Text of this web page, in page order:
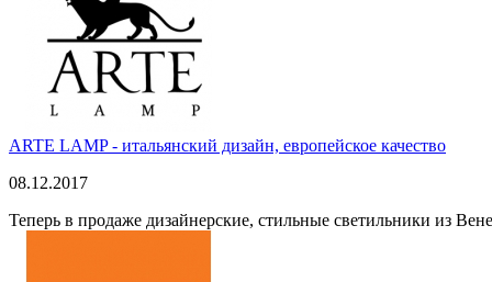
ARTE LAMP - итальянский дизайн, европейское качество
08.12.2017
Теперь в продаже дизайнерские, стильные светильники из